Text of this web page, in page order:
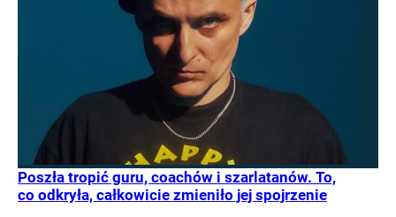
Poszła tropić guru, coachów i szarlatanów. To,
co odkryła, całkowicie zmieniło jej spojrzenie